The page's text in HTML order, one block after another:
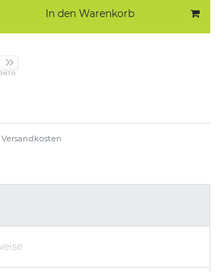
In den Warenkorb
Versandkosten